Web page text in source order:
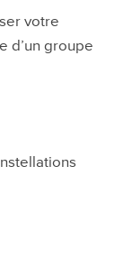
votre
d’un groupe